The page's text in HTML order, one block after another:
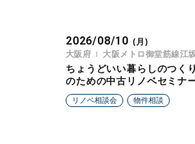
2026/08/10 (月)
大阪府
大阪メトロ御堂筋線江
ちょうどいい暮らしのつく
のための中古リノベセミナ
リノベ相談会 物件相談